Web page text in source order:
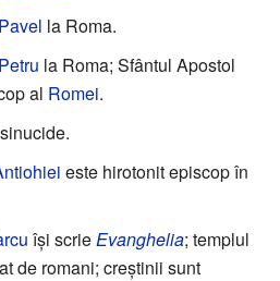
Pavel la Roma.
Petru la Roma; Sfântul Apostol
al Romei.
este hirotonit episcop în
își scrie Evanghelia; templul
de romani; creştinii sunt